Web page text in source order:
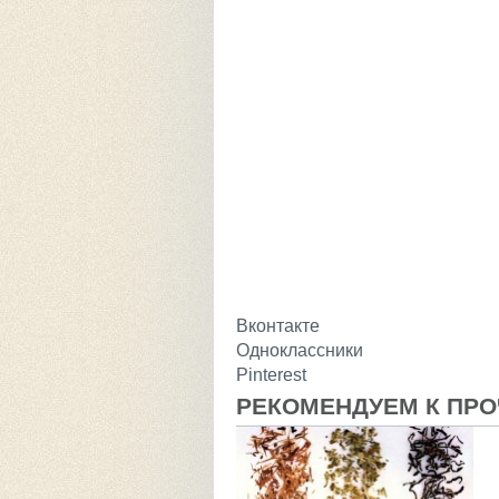
Вконтакте
Одноклассники
Pinterest
РЕКОМЕНДУЕМ К